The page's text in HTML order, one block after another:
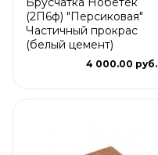
(2П6ф) "Персиковая"
Частичный прокрас
(белый цемент)
4 000.00 руб.